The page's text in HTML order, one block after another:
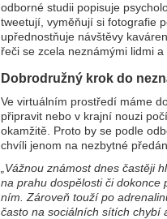
odborné studii popisuje
tweetují, vyměňují si fotografie
upřednostňuje návštěvy
řeči se zcela neznámými lidmi
Dobrodružný krok do
Ve virtuálním prostředí máme
připravit nebo v krajní nouzi
okamžitě. Proto by se podle
chvíli jenom na nezbytné
„Vážnou známost dnes častěji
na prahu dospělosti či dokonce
ním. Zároveň touží po
často na sociálních sítích chybí